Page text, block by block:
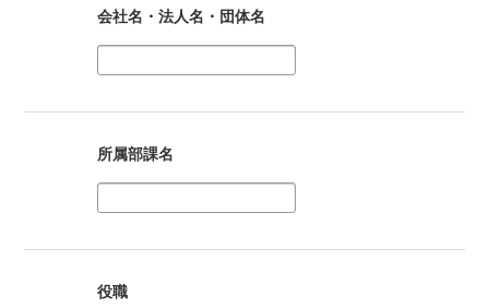
会社名・法人名・団体名
所属部課名
役職